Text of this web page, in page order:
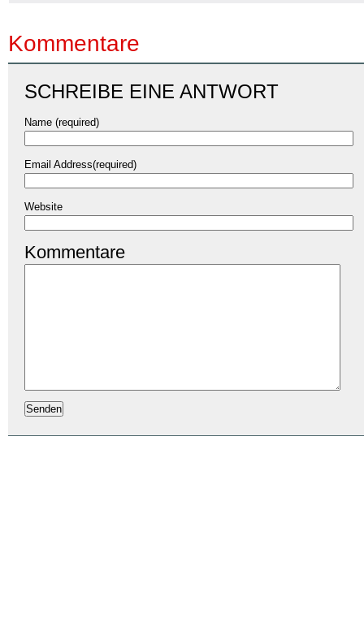
Kommentare
SCHREIBE EINE ANTWORT
Name (required)
Email Address(required)
Website
Kommentare